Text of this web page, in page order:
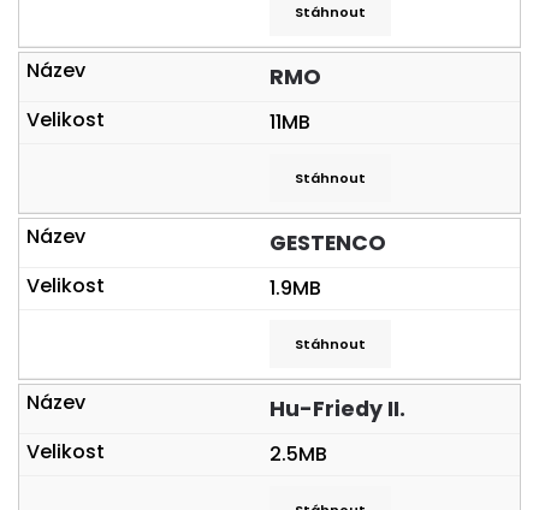
Stáhnout
RMO
11MB
Stáhnout
GESTENCO
1.9MB
Stáhnout
Hu-Friedy II.
2.5MB